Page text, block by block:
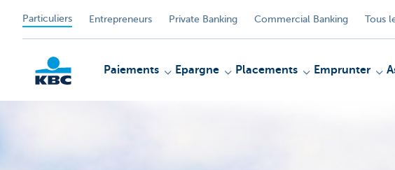
Particuliers Entrepreneurs Private Banking Commercial Banking Tous
Paiements Epargne Placements Emprunter